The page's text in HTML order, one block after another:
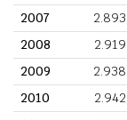
2007
2.893
2008
2.919
2009
2.938
2010
2.942